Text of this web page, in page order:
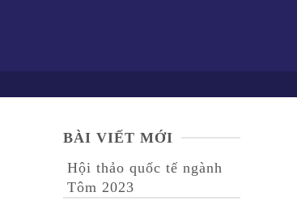
BÀI VIẾT MỚI
Hội thảo quốc tế ngành
Tôm 2023